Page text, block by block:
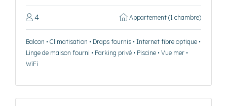
4 Appartement (1 chambre)
Balcon • Climatisation • Draps fournis • Internet fibre optique •
Linge de maison fourni • Parking privé • Piscine • Vue mer •
WiFi